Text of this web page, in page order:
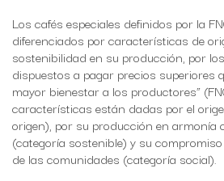
Los cafés especiales definidos por la
diferenciados por características de
sostenibilidad en su producción, por
dispuestos a pagar precios superiores
mayor bienestar a los productores”
características están dadas por el
origen), por su producción en armonía
(categoría sostenible) y su
de las comunidades (categoría social).